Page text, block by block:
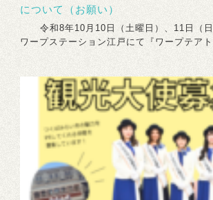
について（お願い）
令和8年10月10日（土曜日）、11日（日
ワープステーション江戸にて『ワープテア